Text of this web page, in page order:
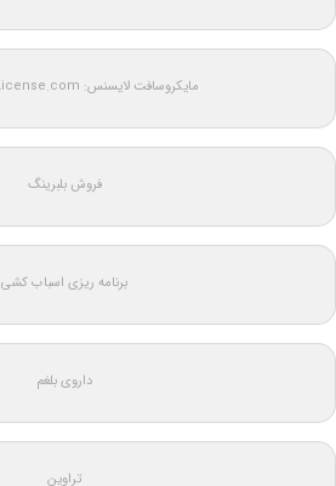
مایکروسافت لایسنس: MicrosoftLicense.com
فروش بلبرینگ
برنامه ریزی اسباب کشی
داروی بلغم
تراوین